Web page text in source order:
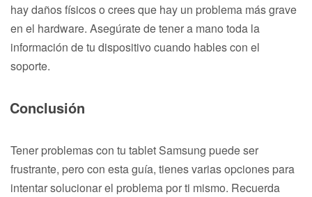
hay daños físicos o crees que hay un problema más grave
en el hardware. Asegúrate de tener a mano toda la
información de tu dispositivo cuando hables con el
soporte.
Conclusión
Tener problemas con tu tablet Samsung puede ser
frustrante, pero con esta guía, tienes varias opciones para
intentar solucionar el problema por ti mismo. Recuerda